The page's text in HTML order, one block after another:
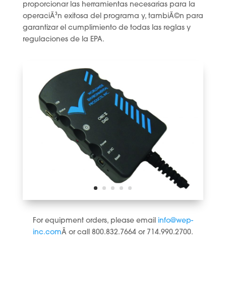
proporcionar las herramientas necesarias para la
operaciÃ³n exitosa del programa y, tambiÃ©n para
garantizar el cumplimiento de todas las reglas y
regulaciones de la EPA.
For equipment orders, please email info@wep-
inc.comÂ or call 800.832.7664 or 714.990.2700.